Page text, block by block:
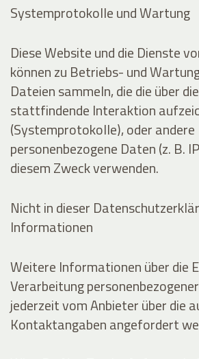
Systemprotokolle und Wartung
Diese Website und die Dienste
können zu Betriebs- und
Dateien sammeln, die die über
stattfindende Interaktion
(Systemprotokolle), oder andere
personenbezogene Daten (z. B.
diesem Zweck verwenden.
Nicht in dieser
Informationen
Weitere Informationen über die
Verarbeitung
jederzeit vom Anbieter über die
Kontaktangaben angefordert